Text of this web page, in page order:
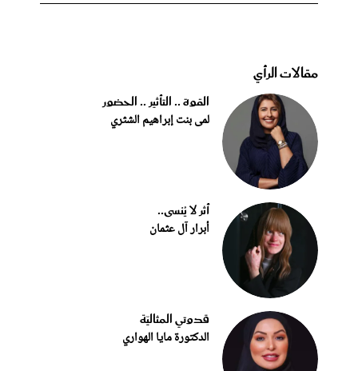
مقالات الرأي
القوة .. التأثير .. الحضور
لمى بنت إبراهيم الشثري
أثر لا يُنسى..
أبرار آل عثمان
قدوتي المثاليّة
الدكتورة مايا الهواري